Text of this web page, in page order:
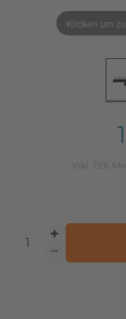
Klicken um
inkl. 19%